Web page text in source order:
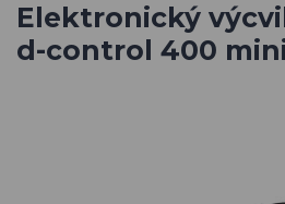
Elektronický
d-control 400